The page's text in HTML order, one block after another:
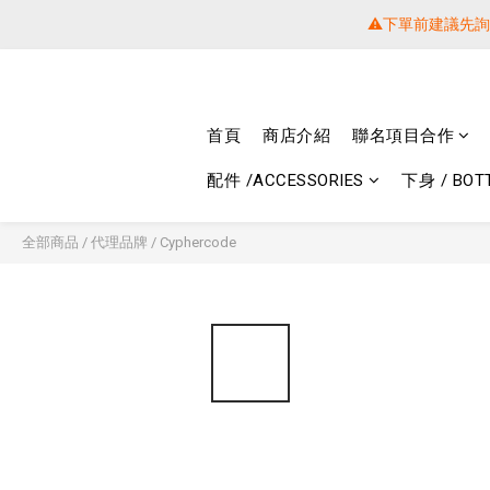
⚠️下單前建議先
⚠️下單前建議先
⚠️下單前建議先
首頁 商店介紹 聯名項目合作
配件 /ACCESSORIES 下身 /
全部商品 / 代理品牌 / Cyphercode